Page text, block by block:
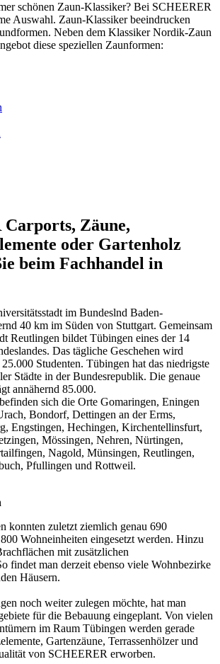
schönen Zaun-Klassiker? Bei SCHEERER
Auswahl. Zaun-Klassiker beeindrucken
Neben dem Klassiker Nordik-Zaun
diese speziellen Zaunformen:
Carports, Zäune,
oder Gartenholz
beim Fachhandel in
im Bundeslnd Baden-
40 km im Süden von Stuttgart. Gemeinsam
Reutlingen bildet Tübingen eines der 14
Das tägliche Geschehen wird
Studenten. Tübingen hat das niedrigste
Städte in der Bundesrepublik. Die genaue
annähernd 85.000.
sich die Orte Gomaringen, Eningen
Bondorf, Dettingen an der Erms,
Engstingen, Hechingen, Kirchentellinsfurt,
Mössingen, Nehren, Nürtingen,
Nagold, Münsingen, Reutlingen,
Pfullingen und Rottweil.
konnten zuletzt ziemlich genau 690
Wohneinheiten eingesetzt werden. Hinzu
mit zusätzlichen
findet man derzeit ebenso viele Wohnbezirke
Häusern.
noch weiter zulegen möchte, hat man
für die Bebauung eingeplant. Von vielen
im Raum Tübingen werden gerade
Gartenzäune, Terrassenhölzerund
von SCHEERER erworben.